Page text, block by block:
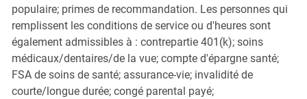
populaire; primes de recommandation. Les personnes qui
remplissent les conditions de service ou d'heures sont
également admissibles à : contrepartie 401(k); soins
médicaux/dentaires/de la vue; compte d'épargne santé;
FSA de soins de santé; assurance-vie; invalidité de
courte/longue durée; congé parental payé;